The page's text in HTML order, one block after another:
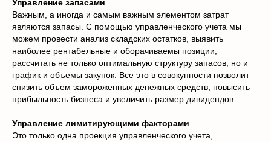
Управление запасами
Важным, а иногда и самым важным элементом затрат
являются запасы. С помощью управленческого учета мы
можем провести анализ складских остатков, выявить
наиболее рентабельные и оборачиваемы позиции,
рассчитать не только оптимальную структуру запасов, но и
график и объемы закупок. Все это в совокупности позволит
снизить объем замороженных денежных средств, повысить
прибыльность бизнеса и увеличить размер дивидендов.
Управление лимитирующими факторами
Это только одна проекция управленческого учета,